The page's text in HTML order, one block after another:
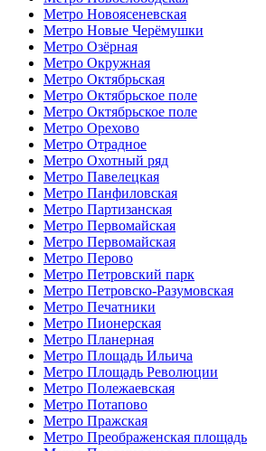
Метро Новоясеневская
Метро Новые Черёмушки
Метро Озёрная
Метро Окружная
Метро Октябрьская
Метро Октябрьское поле
Метро Октябрьское поле
Метро Орехово
Метро Отрадное
Метро Охотный ряд
Метро Павелецкая
Метро Панфиловская
Метро Партизанская
Метро Первомайская
Метро Первомайская
Метро Перово
Метро Петровский парк
Метро Петровско-Разумовская
Метро Печатники
Метро Пионерская
Метро Планерная
Метро Площадь Ильича
Метро Площадь Революции
Метро Полежаевская
Метро Потапово
Метро Пражская
Метро Преображенская площадь